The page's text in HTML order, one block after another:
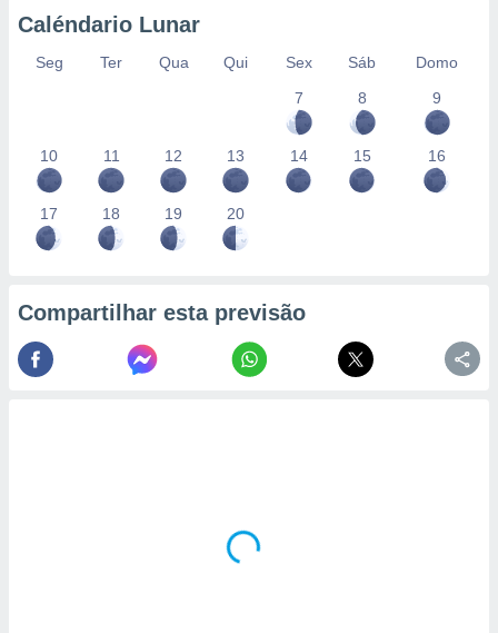
Caléndario Lunar
Seg Ter Qua Qui Sex Sáb
Domo
7
8 9
10 11 12 13 14 15 16
17 18 19 20
Compartilhar esta previsão